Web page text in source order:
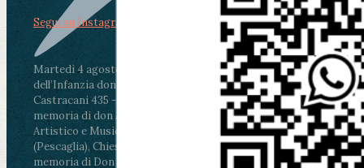
Martedì 4 agosto2026
ore 11:30 - Lucca, Scuola
dell’Infanzia don Aldo Mei - Viale Castruccio
Castracani 435 - Inaugurazione murales in
memoria di don Aldo Mei curato dal Liceo
Artistico e Musicale “Passaglia”
ore 18 - Fiano
(Pescaglia), Chiesa parrocchiale - Messa in
memoria di Don Aldo Mei celebrata da mons.
Segui su Instagram